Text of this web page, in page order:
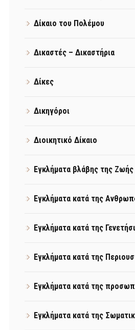
Δίκαιο του Πολέμου
Δικαστές – Δικαστήρια
Δίκες
Δικηγόροι
Διοικητικό Δίκαιο
Εγκλήματα βλάβης της
Εγκλήματα κατά της
Εγκλήματα κατά της
Εγκλήματα κατά της
Εγκλήματα κατά της
Εγκλήματα κατά της